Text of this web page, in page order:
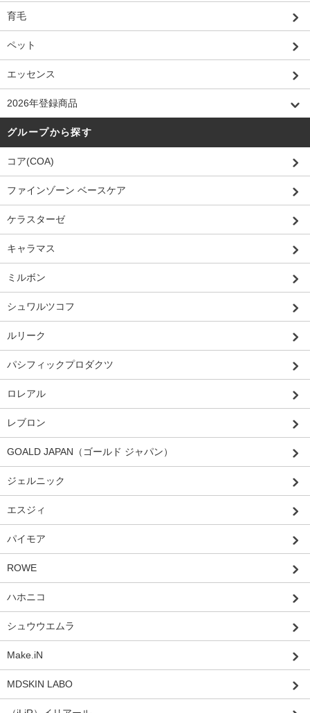
育毛
ペット
エッセンス
2026年登録商品
グループから探す
コア(COA)
ファインゾーン ベースケア
ケラスターゼ
キャラマス
ミルボン
シュワルツコフ
ルリーク
パシフィックプロダクツ
ロレアル
レブロン
GOALD JAPAN（ゴールド ジャパン）
ジェルニック
エスジィ
パイモア
ROWE
ハホニコ
シュウウエムラ
Make.iN
MDSKIN LABO